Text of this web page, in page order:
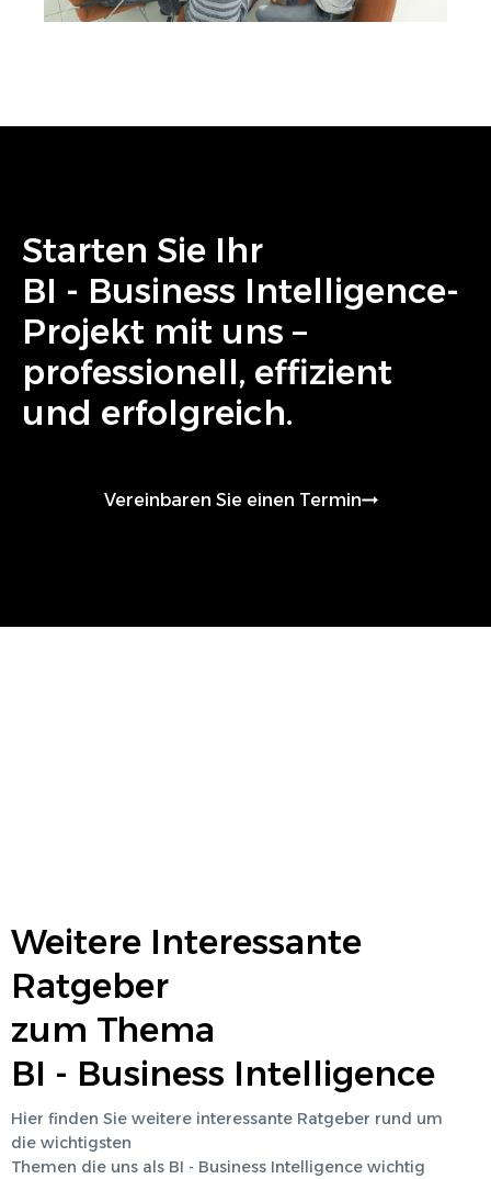
Starten Sie Ihr
BI - Business Intelligence-
Projekt mit uns –
professionell, effizient
und erfolgreich.
Vereinbaren Sie einen Termin
Weitere Interessante
Ratgeber
zum Thema
BI - Business Intelligence
Hier finden Sie weitere interessante Ratgeber rund um
die wichtigsten
Themen die uns als BI - Business Intelligence wichtig